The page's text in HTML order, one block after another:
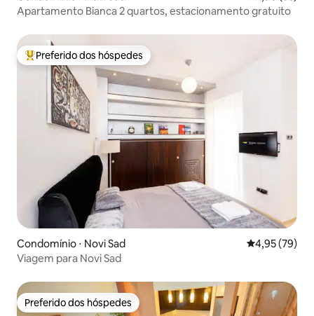
Apartamento Bianca 2 quartos, estacionamento gratuito
Entre os melhores preferidos dos hóspedes
Preferido dos hóspedes
Condomínio ⋅ Novi Sad 4,95 de uma
4,95 (79)
Viagem para Novi Sad
Preferido dos hóspedes
Preferido dos hóspedes